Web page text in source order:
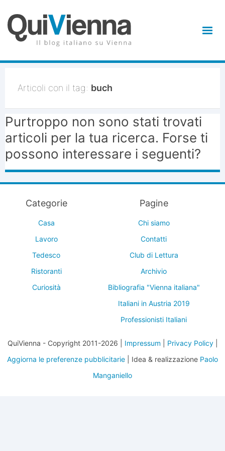
Articoli con il tag: buch
Purtroppo non sono stati trovati
articoli per la tua ricerca. Forse ti
possono interessare i seguenti?
Categorie
Casa
Lavoro
Tedesco
Ristoranti
Curiosità
Pagine
Chi siamo
Contatti
Club di Lettura
Archivio
Bibliografia "Vienna italiana"
Italiani in Austria 2019
Professionisti Italiani
QuiVienna - Copyright 2011-2026 | Impressum Privacy Policy|
Aggiorna le preferenze pubblicitarie | Idea & realizzazione Paolo
Manganiello